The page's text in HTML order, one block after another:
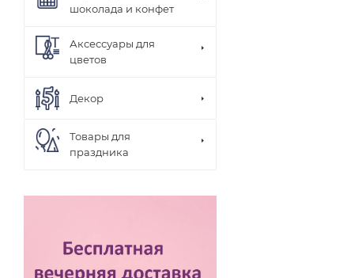
шоколада и конфет
Аксессуары для
цветов
Декор
Товары для
праздника